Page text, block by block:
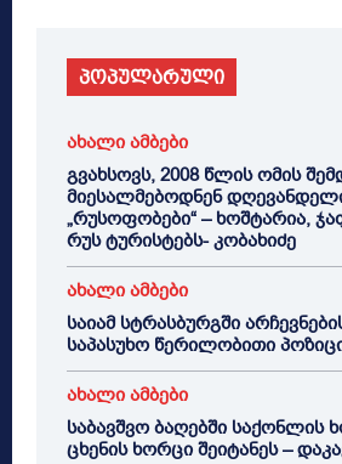
პოპულარული
ახალი ამბები
გვახსოვს, 2008 წლის ომის
მიესალმებოდნენ
„რუსოფობები“ – ხოშტარია,
რუს ტურისტებს- კობახიძე
ახალი ამბები
საიამ სტრასბურგში
საპასუხო წერილობითი
ახალი ამბები
საბავშვო ბაღებში საქონლის
ცხენის ხორცი შეიტანეს –